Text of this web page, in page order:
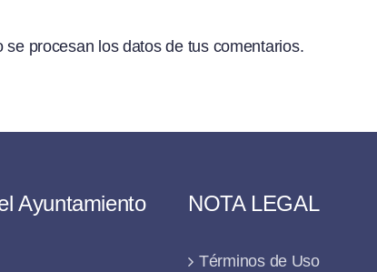
se procesan los datos de tus comentarios.
Ayuntamiento NOTA LEGAL
Términos de Uso